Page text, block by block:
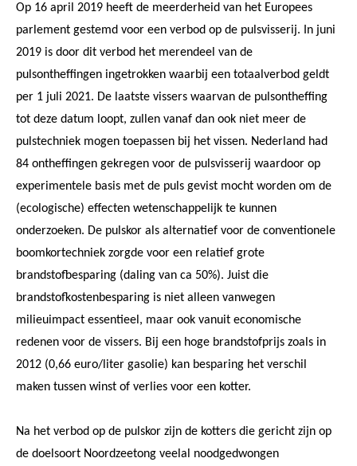
Op 16 april 2019 heeft de meerderheid van het Europees
parlement gestemd voor een verbod op de pulsvisserij. In juni
2019 is door dit verbod het merendeel van de
pulsontheffingen ingetrokken waarbij een totaalverbod geldt
per 1 juli 2021. De laatste vissers waarvan de pulsontheffing
tot deze datum loopt, zullen vanaf dan ook niet meer de
pulstechniek mogen toepassen bij het vissen. Nederland had
84 ontheffingen gekregen voor de pulsvisserij waardoor op
experimentele basis met de puls gevist mocht worden om de
(ecologische) effecten wetenschappelijk te kunnen
onderzoeken. De pulskor als alternatief voor de conventionele
boomkortechniek zorgde voor een relatief grote
brandstofbesparing (daling van ca 50%). Juist die
brandstofkostenbesparing is niet alleen vanwegen
milieuimpact essentieel, maar ook vanuit economische
redenen voor de vissers. Bij een hoge brandstofprijs zoals in
2012 (0,66 euro/liter gasolie) kan besparing het verschil
maken tussen winst of verlies voor een kotter.
Na het verbod op de pulskor zijn de kotters die gericht zijn op
de doelsoort Noordzeetong veelal noodgedwongen